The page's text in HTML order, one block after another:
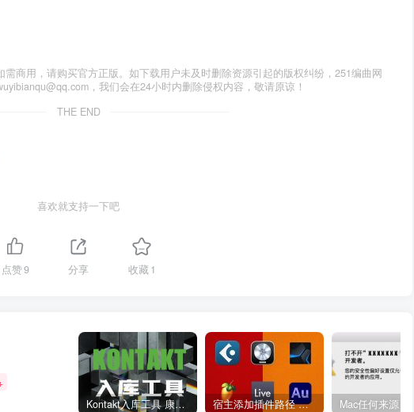
商用，请购买官方正版。如下载用户未及时删除资源引起的版权纠纷，251编曲网
，我们会在24小时内删除侵权内容，敬请原谅！
THE END
喜欢就支持一下吧
点赞9 分享 收藏 1
Kontakt入库工具 康泰克入库教程 宿主添加插件路径 插件路径设置 VSTPlugins路径